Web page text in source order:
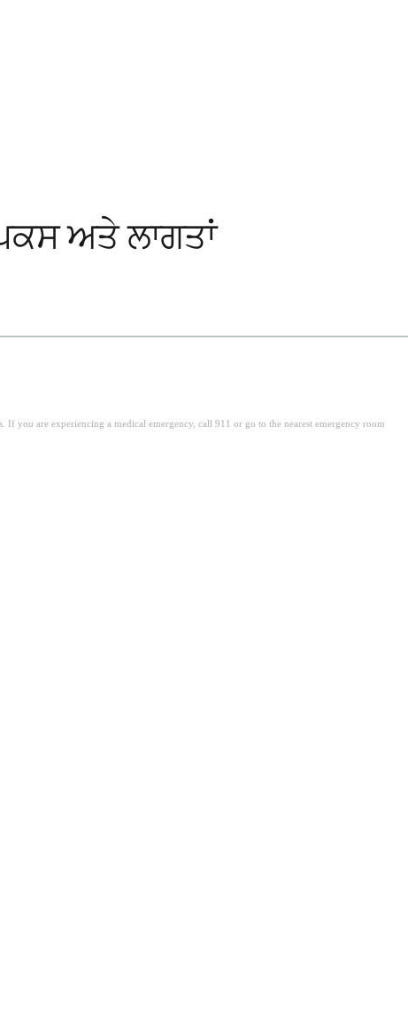
ਅਤੇ ਲਾਗਤਾਂ
you are experiencing a medical emergency, call 911 or go to the nearest emergency room